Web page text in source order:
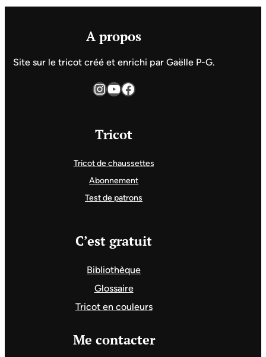
A propos
Site sur le tricot créé et enrichi par Gaëlle P-G.
InstagramYouTube Facebook
Tricot
Tricot de chaussettes
Abonnement
Test de patrons
C’est gratuit
Bibliothèque
Glossaire
Tricot en couleurs
Me contacter